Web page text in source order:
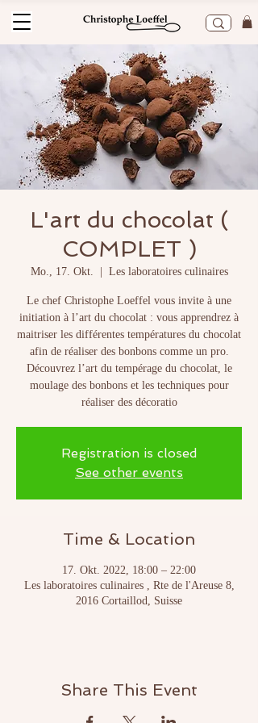
L'art du chocolat (
COMPLET )
Mo., 17. Okt.
  |
Les laboratoires culinaires
Le chef Christophe Loeffel vous invite à une
initiation à l’art du chocolat : vous apprendrez à
maitriser les différentes températures du chocolat
afin de réaliser des bonbons comme un pro.
Découvrez l’art du tempérage du chocolat, le
moulage des bonbons et les techniques pour
réaliser des décoratio
Registration is closed
See other events
Time & Location
17. Okt. 2022, 18:00 – 22:00
Les laboratoires culinaires , Rte de l'Areuse 8,
2016 Cortaillod, Suisse
Share This Event